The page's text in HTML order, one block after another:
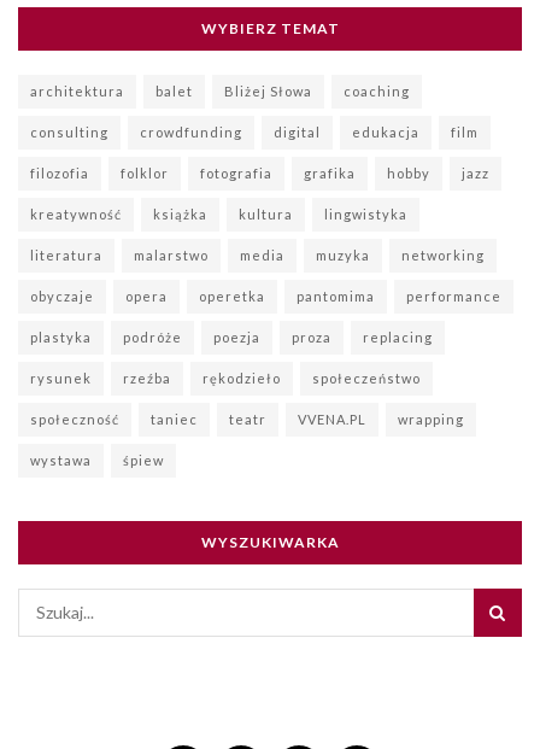
WYBIERZ TEMAT
architektura balet Bliżej Słowa coaching
consulting crowdfunding digital edukacja film
filozofia folklor fotografia grafika hobby jazz
kreatywność książka kultura lingwistyka
literatura malarstwo media muzyka networking
obyczaje opera operetka pantomima performance
plastyka podróże poezja proza replacing
rysunek rzeźba rękodzieło społeczeństwo
społeczność taniec teatr VVENA.PL wrapping
wystawa śpiew
WYSZUKIWARKA